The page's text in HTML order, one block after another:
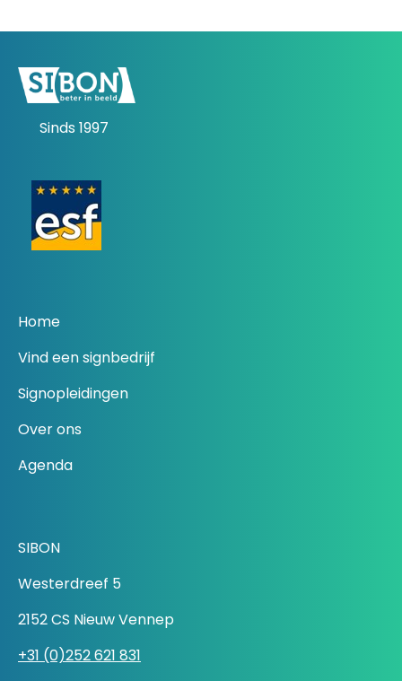
Sinds 1997
Home
Vind een signbedrijf
Signopleidingen
Over ons
Agenda
SIBON
Westerdreef 5
2152 CS Nieuw Vennep
+31 (0)252 621 831